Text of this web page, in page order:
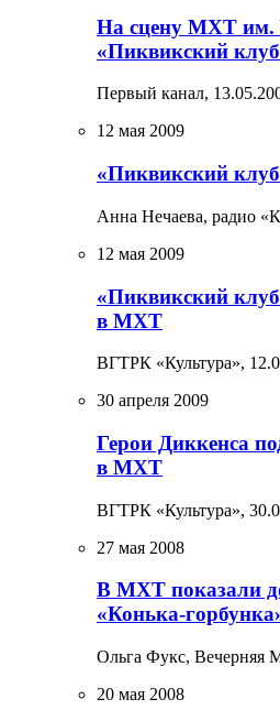
На сцену МХТ им.
«Пиквикский
Первый канал,
12 мая 2009
«Пиквикский
Анна Нечаева, радио
12 мая 2009
«Пиквикский
в МХТ
ВГТРК «Культура»,
30 апреля 2009
Герои Диккенса
в МХТ
ВГТРК «Культура»,
27 мая 2008
В МХТ показали
«Конька-
Ольга Фукс, Вечерняя
20 мая 2008